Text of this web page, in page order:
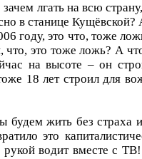
лгать на всю
в станице Кущёвской?
году, это что, тоже
что, это тоже ложь? А
на высоте – он
18 лет строил для
будем жить без страха
это
водит вместе с